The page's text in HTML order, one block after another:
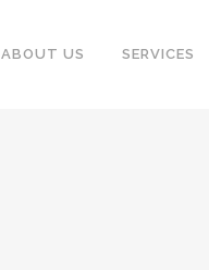
ABOUT US SERVICES